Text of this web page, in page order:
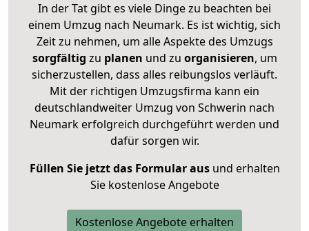
In der Tat gibt es viele Dinge zu beachten bei
einem Umzug nach Neumark. Es ist wichtig, sich
Zeit zu nehmen, um alle Aspekte des Umzugs
sorgfältig zu planen und zu organisieren, um
sicherzustellen, dass alles reibungslos verläuft.
Mit der richtigen Umzugsfirma kann ein
deutschlandweiter Umzug von Schwerin nach
Neumark erfolgreich durchgeführt werden und
dafür sorgen wir.
Füllen Sie jetzt das Formular ausund erhalten
Sie kostenlose Angebote
Kostenlose Angebote erhalten